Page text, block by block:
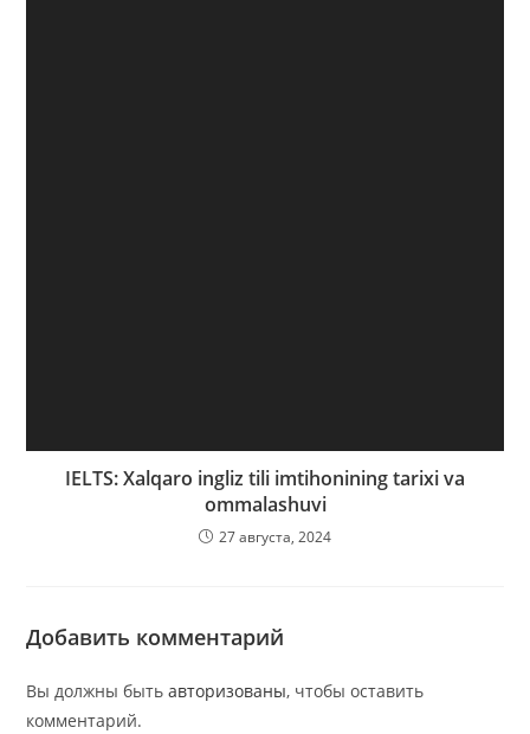
IELTS: Xalqaro ingliz tili imtihonining tarixi va
ommalashuvi
27 августа, 2024
Добавить комментарий
Вы должны бытьавторизованы, чтобы оставить
комментарий.